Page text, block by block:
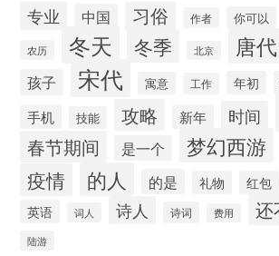
专业 中国 习俗 作者 你可以
农历 冬天 冬季 北京 唐代
孩子 宋代 寓意 工作 年初
手机
技能 攻略 新年 时间
春节期间 是一个 梦幻西游
疫情 的人 的是 礼物 红包
英语 词人 诗人 诗词 费用 还
陆游